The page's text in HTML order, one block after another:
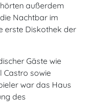
außerdem
Nachtbar im
erste Diskothek der
Gäste wie
Castro sowie
war das Haus
des